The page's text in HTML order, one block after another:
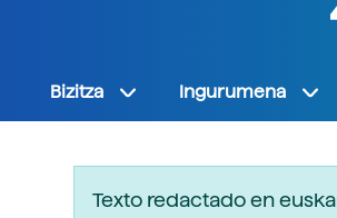
Bizitza Ingurumena
Texto redactado en